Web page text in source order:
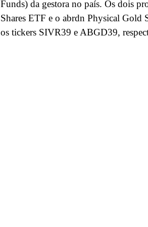
Funds) da gestora no país. Os dois
Shares ETF e o abrdn Physical Gold
os tickers SIVR39 e ABGD39,